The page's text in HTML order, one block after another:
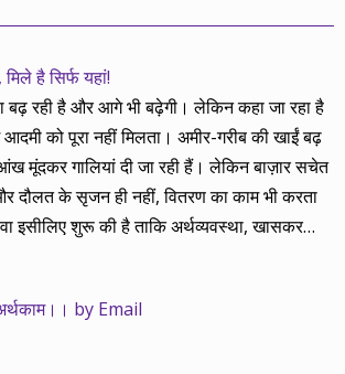
है सिर्फ यहां!
बढ़ रही है और आगे भी बढ़ेगी। लेकिन कहा जा रहा है
को पूरा नहीं मिलता। अमीर-गरीब की खाईं बढ़
मूंदकर गालियां दी जा रही हैं। लेकिन बाज़ार सचेत
दौलत के सृजन ही नहीं, वितरण का काम भी करता
इसीलिए शुरू की है ताकि अर्थव्यवस्था, खासकर
से ऊपर रहती है। वे भागकर जाते हैं सोने और
by Email